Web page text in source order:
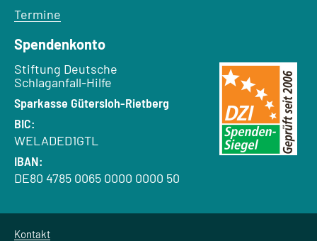
Termine
Spendenkonto
Empfänger:
Stiftung Deutsche
Schlaganfall-Hilfe
Bank:
Sparkasse Gütersloh-Rietberg
BIC:
WELADED1GTL
IBAN:
DE80 4785 0065 0000 0000 50
Kontakt